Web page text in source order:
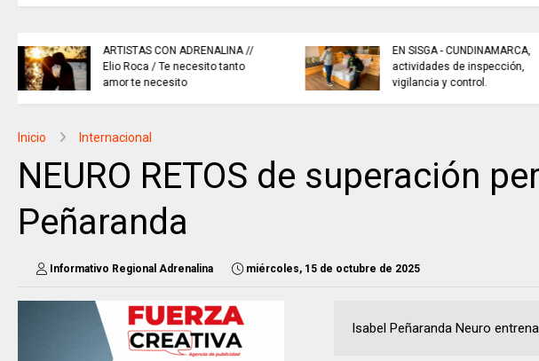
EN CHÍA: medidas de seguridad
para preservar el orden público
hoy 7 de agosto
EL COLECTIVO
emisión del 6 de agosto de
Inicio Internacional
NEURO RETOS de superación
Peñaranda
Informativo Regional Adrenalina miércoles, 15 de octubre de 2025
Isabel Peñaranda Neuro